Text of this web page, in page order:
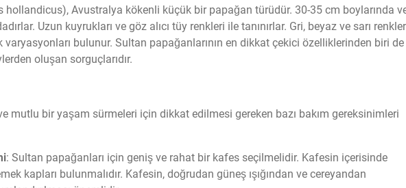
hollandicus), Avustralya kökenli küçük bir papağan türüdür. 30-35 cm boylarında
Uzun kuyrukları ve göz alıcı tüy renkleri ile tanınırlar. Gri, beyaz ve sarı
varyasyonları bulunur. Sultan papağanlarının en dikkat çekici özelliklerinden biri de
oluşan sorguçlarıdır.
mutlu bir yaşam sürmeleri için dikkat edilmesi gereken bazı bakım gereksinimleri
: Sultan papağanları için geniş ve rahat bir kafes seçilmelidir. Kafesin içerisinde
kapları bulunmalıdır. Kafesin, doğrudan güneş ışığından ve cereyandan